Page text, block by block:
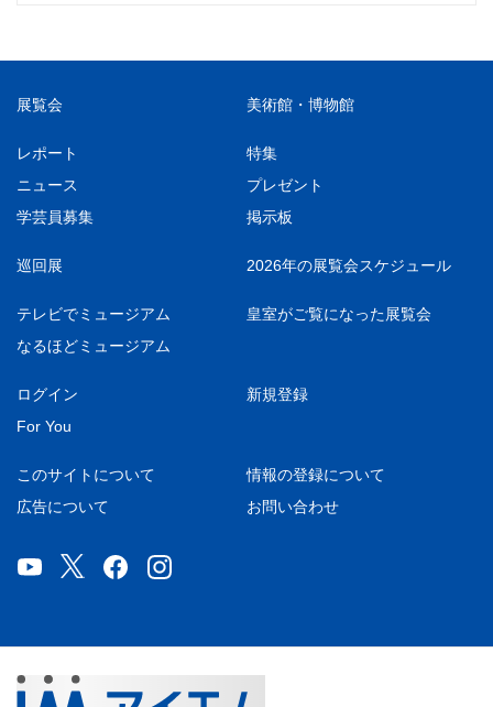
展覧会 美術館・博物館
レポート
特集
ニュース
プレゼント
学芸員募集
掲示板
巡回展 2026年の展覧会スケジュール
テレビでミュージアム
皇室がご覧になった展覧会
なるほどミュージアム
ログイン
新規登録
For You
このサイトについて
情報の登録について
広告について
お問い合わせ